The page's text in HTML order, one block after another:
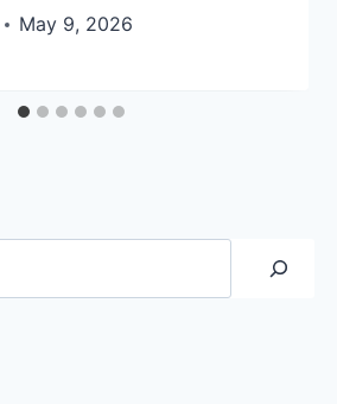
May 9, 2026